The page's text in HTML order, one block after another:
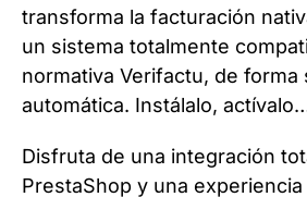
transforma la facturación
un sistema totalmente
normativa Verifactu, de forma
automática. Instálalo,
Disfruta de una integración
PrestaShop y una experiencia